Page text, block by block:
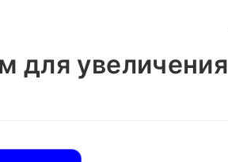
для увеличения